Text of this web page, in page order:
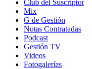
Club del Suscriptor
Mix
G de Gestión
Notas Contratadas
Podcast
Gestión TV
Videos
Fotogalerías